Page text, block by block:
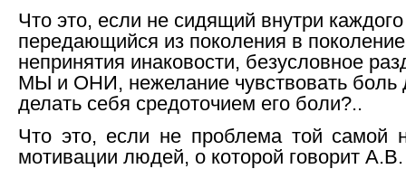
Что это, если не сидящий внутри
передающийся из поколения в
непринятия инаковости, безусловное
МЫ и ОНИ, нежелание чувствовать боль
делать себя средоточием его боли?..
Что это, если не проблема той самой
мотивации людей, о которой говорит